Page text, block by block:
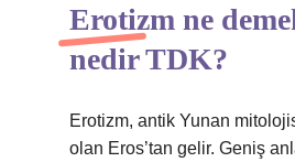
Erotizm ne
nedir TDK?
Erotizm, antik Yunan
olan Eros’tan gelir. Geniş